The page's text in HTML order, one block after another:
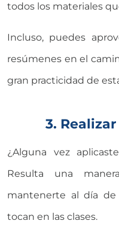
todos los materiales
Incluso, puedes
resúmenes en el
gran practicidad de
3.
¿Alguna vez
Resulta una
mantenerte al día
tocan en las clases.